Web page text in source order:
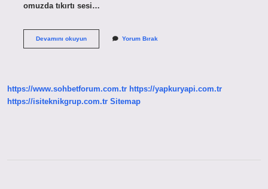
omuzda tıkırtı sesi…
Devamını okuyunOmuz
Yorum Bırak
https://www.sohbetforum.com.tr https://yapkuryapi.com.tr
https://isiteknikgrup.com.tr Sitemap